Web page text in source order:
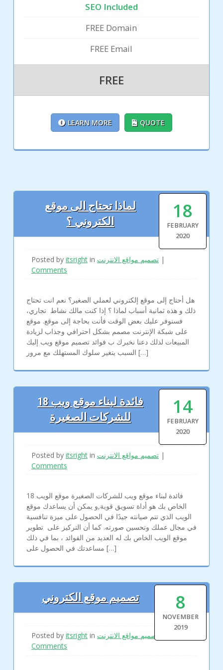
SEO Included
FREE Domain
FREE Email
FREE
LEARN MORE QUOTE
18
FEBRUARY
2020
لماذا تحتاج الى موقع
الكتروني ؟
Posted by itsrightin تصميم مواقع الانترنت|
Comments
هل أحتاج إلى موقع إلكتروني لعملي الصغير؟ نعم انت تحتاج
ذلك و هذه ثمانية أسباب لماذا ؟ إذا كنت مالك نشاط تجاري،
فسنوفر عليك بعض الوقت فأنت بحاجة إلى موقع. موقع
على شبكة الإنترنت مصمم بشكل احترافي وجذاب لزيادة
المبيعات لذلك دعنا نخبرك ب فوائد تصميم موقع ويب إليك
السبب يتغير سلوك المستهلك مع مرور […]
14
FEBRUARY
2020
18 فائدة لبناء موقع ويب
للشركات الصغيرة
Posted by itsrightin تصميم مواقع الانترنت|
Comments
18 فائدة لبناء موقع ويب للشركات الصغيرة موقع الويب
الخاص بك هو أداة تسويق قوية,و يمكن أن يساعدك موقع
الويب الذي تتم صيانته جيدًا في الحصول على ميزة تنافسية
في مجال عملك وتحسين صورته. كما أن التركيز على تطوير
موقع الويب الخاص بك له العديد من الفوائد ، بما في ذلك
مساعدتك في الحصول على […]
8
NOVEMBER
2019
تصميم موقع الكتروني
Posted by itsrightin تصميم مواقع الانترنت
Comments